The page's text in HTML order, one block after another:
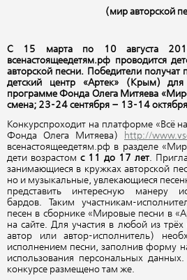
(мир авторской
С 15 марта по 10 августа
всенастоящеедетям.рф проводится
авторской песни. Победители
детский центр «Артек» (Крым) для
программе Фонда Олега Митяева
смена; 23-24 сентября – 13-14
Конкурспроходит на платформе «Всё
Фонда Олега Митяева)
http://
всенастоящеедетям.рф в разделе
дети возрастом с 11 до 17 лет .
занимающиеся в кружках авторской
но и музыкальные, увлекающиеся
представить интересную манеру
бардов. Таким участникам-
песен в сборнике «Мировые песни в
на сайте. Для участия в любой из
автор или автор-исполнитель)
исполнением песни, заполнив форму
использования персональных
конкурсе размещено там же.